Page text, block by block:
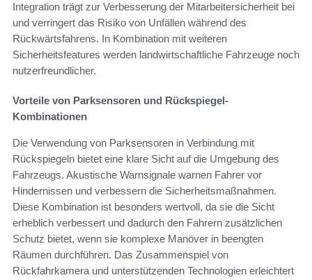
Integration trägt zur Verbesserung der Mitarbeitersicherheit bei
und verringert das Risiko von Unfällen während des
Rückwärtsfahrens. In Kombination mit weiteren
Sicherheitsfeatures werden landwirtschaftliche Fahrzeuge noch
nutzerfreundlicher.
Vorteile von Parksensoren und Rückspiegel-
Kombinationen
Die Verwendung von Parksensoren in Verbindung mit
Rückspiegeln bietet eine klare Sicht auf die Umgebung des
Fahrzeugs. Akustische Warnsignale warnen Fahrer vor
Hindernissen und verbessern die Sicherheitsmaßnahmen.
Diese Kombination ist besonders wertvoll, da sie die Sicht
erheblich verbessert und dadurch den Fahrern zusätzlichen
Schutz bietet, wenn sie komplexe Manöver in beengten
Räumen durchführen. Das Zusammenspiel von
Rückfahrkamera und unterstützenden Technologien erleichtert